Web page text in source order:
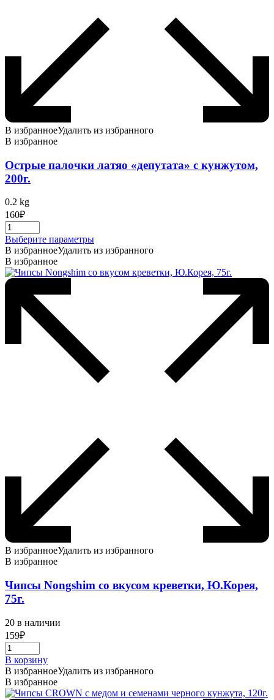
В избранноеУдалить из избранного
В избранное
Острые палочки латяо «депутата» с кунжутом,
200г.
0.2 kg
160₽
Выберите параметрыЭтот
товар
несколько
В избранноеУдалить из избранного
В избранное
В избранноеУдалить из избранного
В избранное
Чипсы Nongshim со вкусом креветки, Ю.Корея,
75г.
20 в наличии
159₽
В корзину
В избранноеУдалить из избранного
В избранное